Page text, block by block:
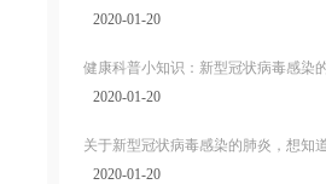
2020-01-20
健康科普小知识：新型冠状病毒感染
2020-01-20
关于新型冠状病毒感染的肺炎，想知
2020-01-20